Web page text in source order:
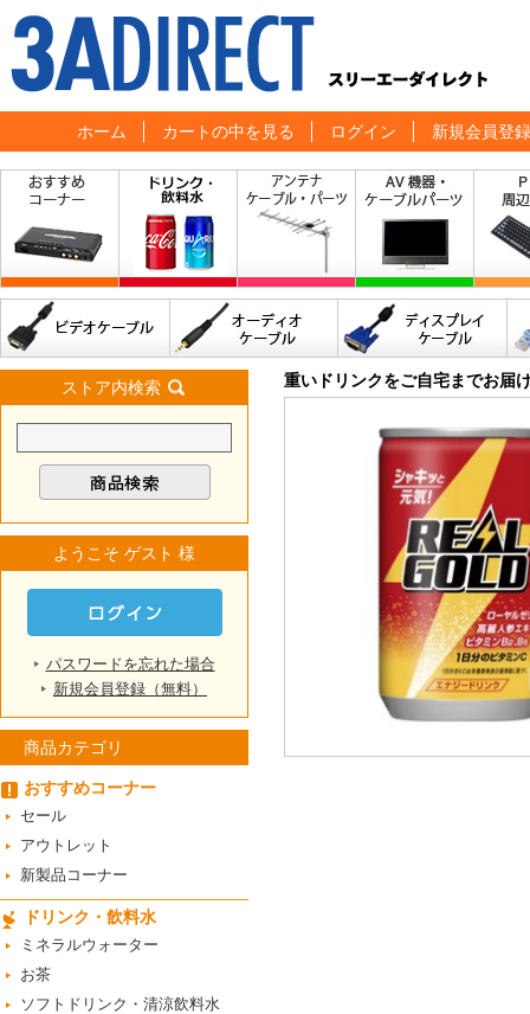
ホーム カートの中を見る ログイン 新規会員登録
ストア内検索
ようこそ ゲスト 様
パスワードを忘れた場合
新規会員登録（無料）
商品カテゴリ
おすすめコーナー
セール
アウトレット
新製品コーナー
ドリンク・飲料水
ミネラルウォーター
お茶
ソフトドリンク・清涼飲料水
重いドリンクをご自宅までお届